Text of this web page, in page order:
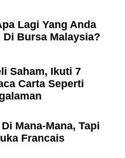
Lagi Yang Anda
Bursa Malaysia?
Saham, Ikuti 7
Carta Seperti
Mana-Mana, Tapi
Francais